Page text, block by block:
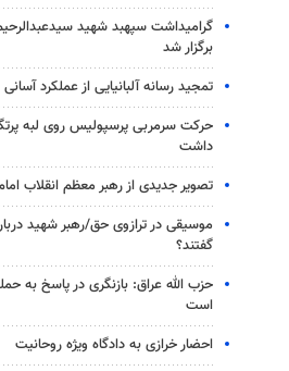
گرامیداشت سپهبد شهید
برگزار شد
تمجید رسانه آلبانیایی از عملکرد
حرکت سرمربی پرسپولیس روی لبه
داشت
تصویر جدیدی از رهبر معظم انقلاب
موسیقی در ترازوی حق/رهبر شهید
گفتند؟
حزب الله عراق: بازنگری در پاسخ به
است
احضار خرازی به دادگاه ویژه روحانیت